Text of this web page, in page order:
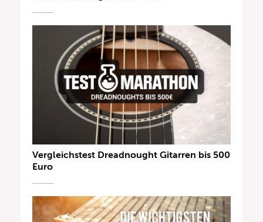
Vergleichstest Dreadnought Gitarren bis 500
Euro